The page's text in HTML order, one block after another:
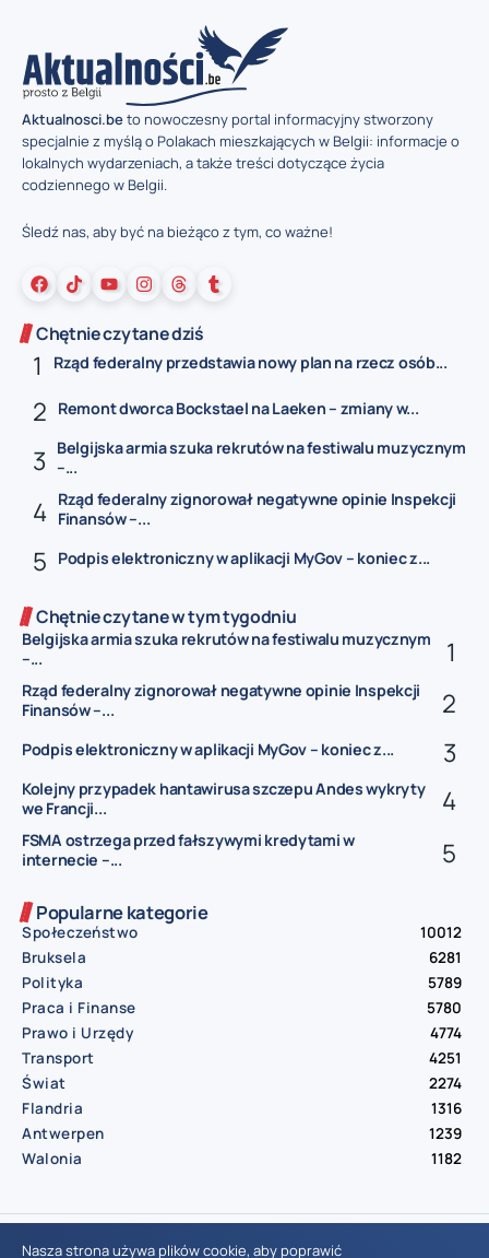
Aktualnosci.beto nowoczesny portal informacyjny stworzony
specjalnie z myślą o Polakach mieszkających w Belgii: informacje o
lokalnych wydarzeniach, a także treści dotyczące życia
codziennego w Belgii.
Śledź nas, aby być na bieżąco z tym, co ważne!
Chętnie czytane dziś
Rząd federalny przedstawia nowy plan na rzecz osób...
Remont dworca Bockstael na Laeken – zmiany w...
Belgijska armia szuka rekrutów na festiwalu muzycznym
–...
Rząd federalny zignorował negatywne opinie Inspekcji
Finansów –...
Podpis elektroniczny w aplikacji MyGov – koniec z...
Chętnie czytane w tym tygodniu
Belgijska armia szuka rekrutów na festiwalu muzycznym
–...
Rząd federalny zignorował negatywne opinie Inspekcji
Finansów –...
Podpis elektroniczny w aplikacji MyGov – koniec z...
Kolejny przypadek hantawirusa szczepu Andes wykryty
we Francji...
FSMA ostrzega przed fałszywymi kredytami w
internecie –...
Popularne kategorie
Społeczeństwo
10012
Bruksela
6281
Polityka
5789
Praca i Finanse
5780
Prawo i Urzędy
4774
Transport
4251
Świat
2274
Flandria
1316
Antwerpen
1239
Walonia
1182
© Aktualnosci.be – All Right Reserved 2016-2026
Nasza strona używa plików cookie, aby poprawić